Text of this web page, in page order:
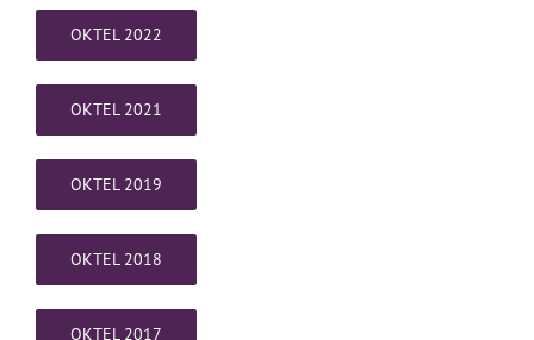
OKTEL 2022
OKTEL 2021
OKTEL 2019
OKTEL 2018
OKTEL 2017